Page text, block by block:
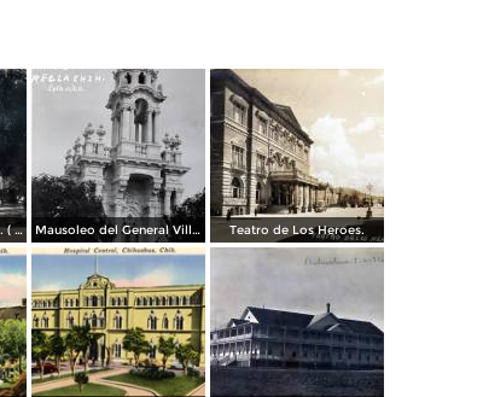
Avenida Independencia. ( Circulada el 12 de Abril de 1929 ). Mausoleo del General Villa en el panteon de La Regla ( Circulada el 11 de Junio de 1921 ). Teatro de Los Heroes.